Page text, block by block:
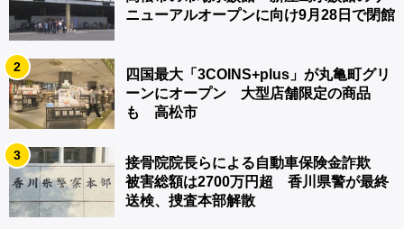
ニューアルオープンに向け9月28日で閉館
2
四国最大「3COINS+plus」が丸亀町グリ
ーンにオープン 大型店舗限定の商品
も 高松市
3
接骨院院長らによる自動車保険金詐欺
被害総額は2700万円超 香川県警が最終
送検、捜査本部解散